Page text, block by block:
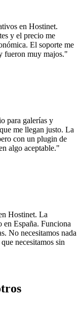
en Hostinet.
y el precio me
El soporte me
fueron muy majos."
para galerías y
me llegan justo. La
con un plugin de
algo aceptable."
Hostinet. La
en España. Funciona
No necesitamos nada
necesitamos sin